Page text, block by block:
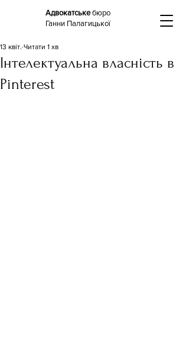
Адвокатськебюро
Ганни Палагицької
Інтелектуальна власність в
Pinterest
13 квіт. Читати 1 хв